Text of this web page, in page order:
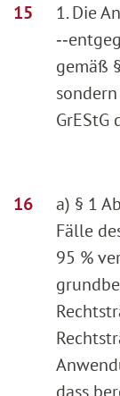
1. Die
gemäß
GrEStG
a) § 1
Fälle
95 %